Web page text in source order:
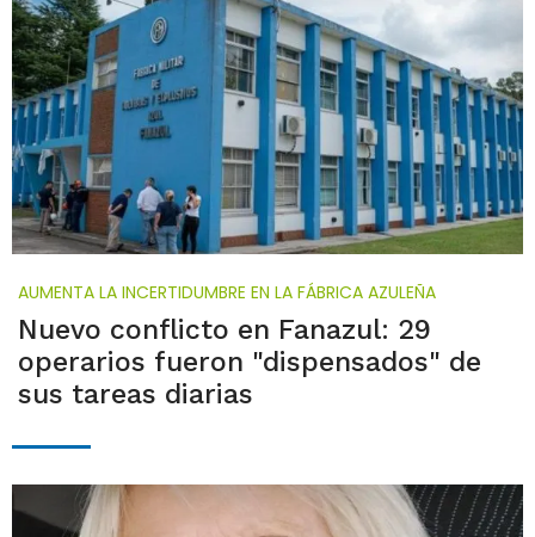
AUMENTA LA INCERTIDUMBRE EN LA FÁBRICA AZULEÑA
Nuevo conflicto en Fanazul: 29
operarios fueron "dispensados" de
sus tareas diarias